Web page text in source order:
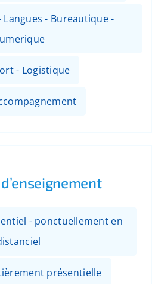
Langues - Bureautique -
- Logistique
- ponctuellement en
présentielle